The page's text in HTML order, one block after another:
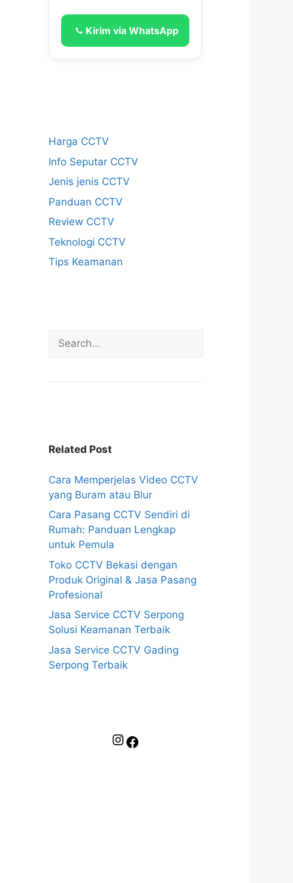
Kirim via WhatsApp
Harga CCTV
Info Seputar CCTV
Jenis jenis CCTV
Panduan CCTV
Review CCTV
Teknologi CCTV
Tips Keamanan
Related Post
Cara Memperjelas Video CCTV
yang Buram atau Blur
Cara Pasang CCTV Sendiri di
Rumah: Panduan Lengkap
untuk Pemula
Toko CCTV Bekasi dengan
Produk Original & Jasa Pasang
Profesional
Jasa Service CCTV Serpong
Solusi Keamanan Terbaik
Jasa Service CCTV Gading
Serpong Terbaik